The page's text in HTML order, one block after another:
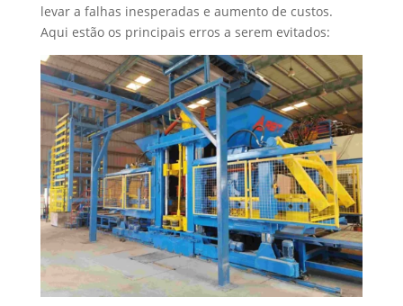
levar a falhas inesperadas e aumento de custos.
Aqui estão os principais erros a serem evitados: